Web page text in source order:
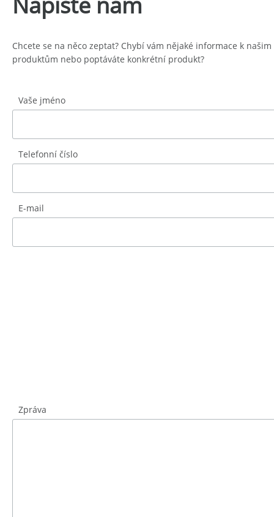
Chcete se na něco zeptat? Chybí vám nějaké informace k našim
produktům nebo poptáváte konkrétní produkt?
Vaše jméno
Telefonní číslo
E-mail
Zpráva